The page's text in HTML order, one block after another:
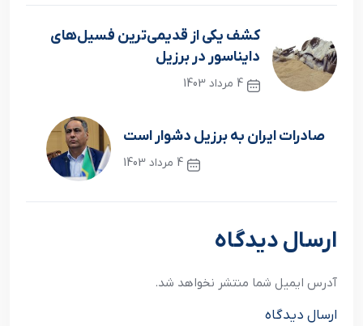
کشف یکی از قدیمی‌ترین فسیل‌های
دایناسور در برزیل
4 مرداد 1403
صادرات ایران به برزیل دشوار است
4 مرداد 1403
ارسال دیدگاه
آدرس ایمیل شما منتشر نخواهد شد.
ارسال دیدگاه